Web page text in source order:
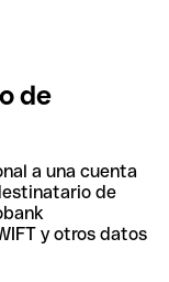
de
a una cuenta
de
y otros datos